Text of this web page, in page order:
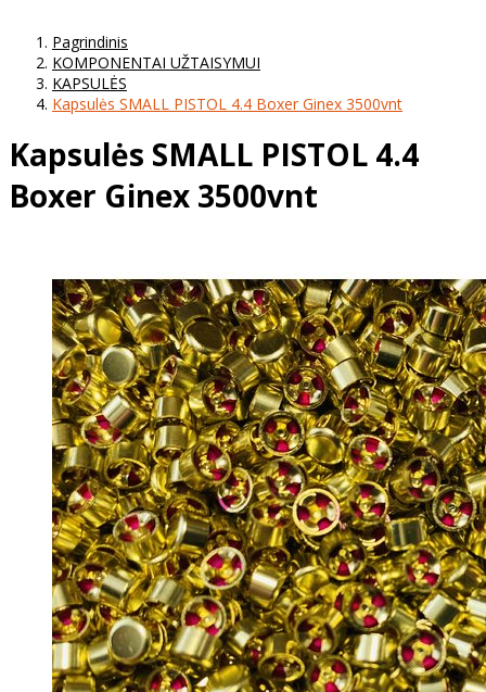
Pagrindinis
KOMPONENTAI UŽTAISYMUI
KAPSULĖS
Kapsulės SMALL PISTOL 4.4 Boxer Ginex 3500vnt
Kapsulės SMALL PISTOL 4.4
Boxer Ginex 3500vnt